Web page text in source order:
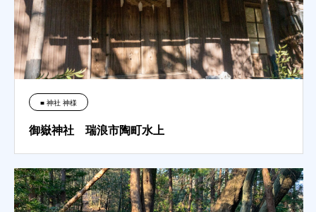
■ 神社 神様
御嶽神社 瑞浪市陶町水上